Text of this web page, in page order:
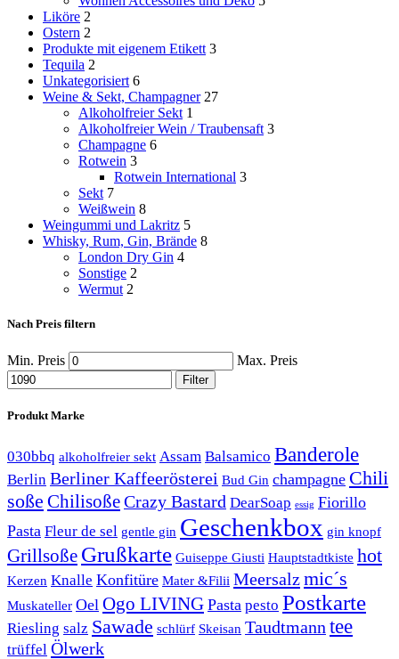
Liköre 2
Ostern 2
Produkte mit eigenem Etikett 3
Tequila 2
Unkategorisiert 6
Weine & Sekt, Champagner 27
Alkoholfreier Sekt 1
Alkoholfreier Wein / Traubensaft 3
Champagne 6
Rotwein 3
Rotwein International 3
Sekt 7
Weißwein 8
Weingummi und Lakritz 5
Whisky, Rum, Gin, Brände 8
London Dry Gin 4
Sonstige 2
Wermut 2
Nach Preis filtern
Min. Preis Max. Preis
Filter
Produkt Marke
030bbq alkoholfreier sekt Assam Balsamico Banderole
Berlin Berliner Kaffeerösterei Bud Gin champagne Chili
soße ChilisoßeCrazy Bastard DearSoap essig Fiorillo
Pasta Fleur de sel gentle gin Geschenkbox gin knopf
Grillsoße Grußkarte Guiseppe Giusti Hauptstadtkiste hot
Kerzen Knalle Konfitüre Mater &Filii Meersalzmic´s
Muskateller Oel Ogo LIVING Pasta pesto Postkarte
Riesling salz Sawade schlürf Skeisan Taudtmann tee
trüffel Ölwerk